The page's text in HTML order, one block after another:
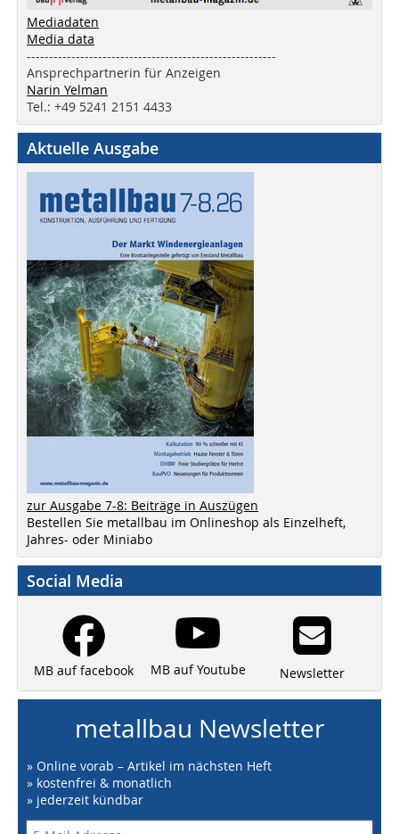
Mediadaten
Media data
--------------------------------------------------------
Ansprechpartnerin für Anzeigen
Narin Yelman
Tel.: +49 5241 2151 4433
Aktuelle Ausgabe
zur Ausgabe 7-8: Beiträge in Auszügen
Bestellen Sie metallbau im Onlineshop als Einzelheft,
Jahres- oder Miniabo
Social Media
MB auf facebook MB auf Youtube Newsletter
metallbau Newsletter
» Online vorab – Artikel im nächsten Heft
» kostenfrei & monatlich
» jederzeit kündbar